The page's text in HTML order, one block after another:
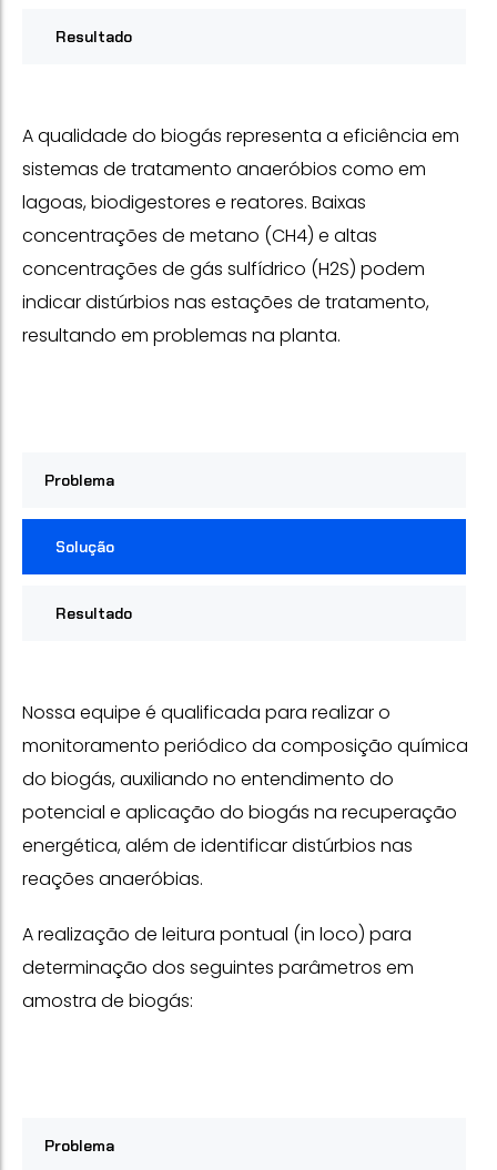
Resultado
A qualidade do biogás representa a eficiência em
sistemas de tratamento anaeróbios como em
lagoas, biodigestores e reatores. Baixas
concentrações de metano (CH4) e altas
concentrações de gás sulfídrico (H2S) podem
indicar distúrbios nas estações de tratamento,
resultando em problemas na planta.
Problema
Solução
Resultado
Nossa equipe é qualificada para realizar o
monitoramento periódico da composição química
do biogás, auxiliando no entendimento do
potencial e aplicação do biogás na recuperação
energética, além de identificar distúrbios nas
reações anaeróbias.
A realização de leitura pontual (in loco) para
determinação dos seguintes parâmetros em
amostra de biogás:
Problema